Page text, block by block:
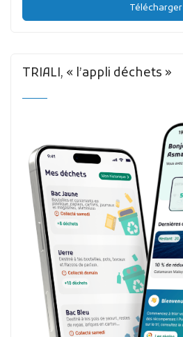
Télécharger
TRIALI, « l’appli déchets »